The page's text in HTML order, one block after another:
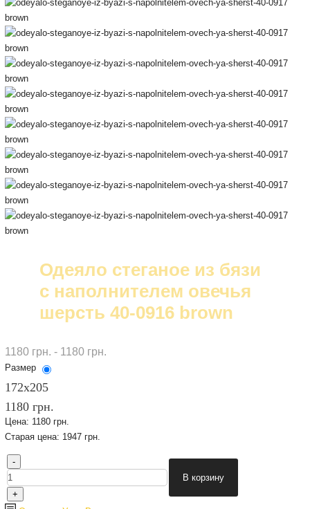
Одеяло стеганое из бязи
с наполнителем овечья
шерсть 40-0916 brown
1180 грн. - 1180 грн.
Размер
172х205
1180 грн.
Цена: 1180 грн.
Старая цена: 1947 грн.